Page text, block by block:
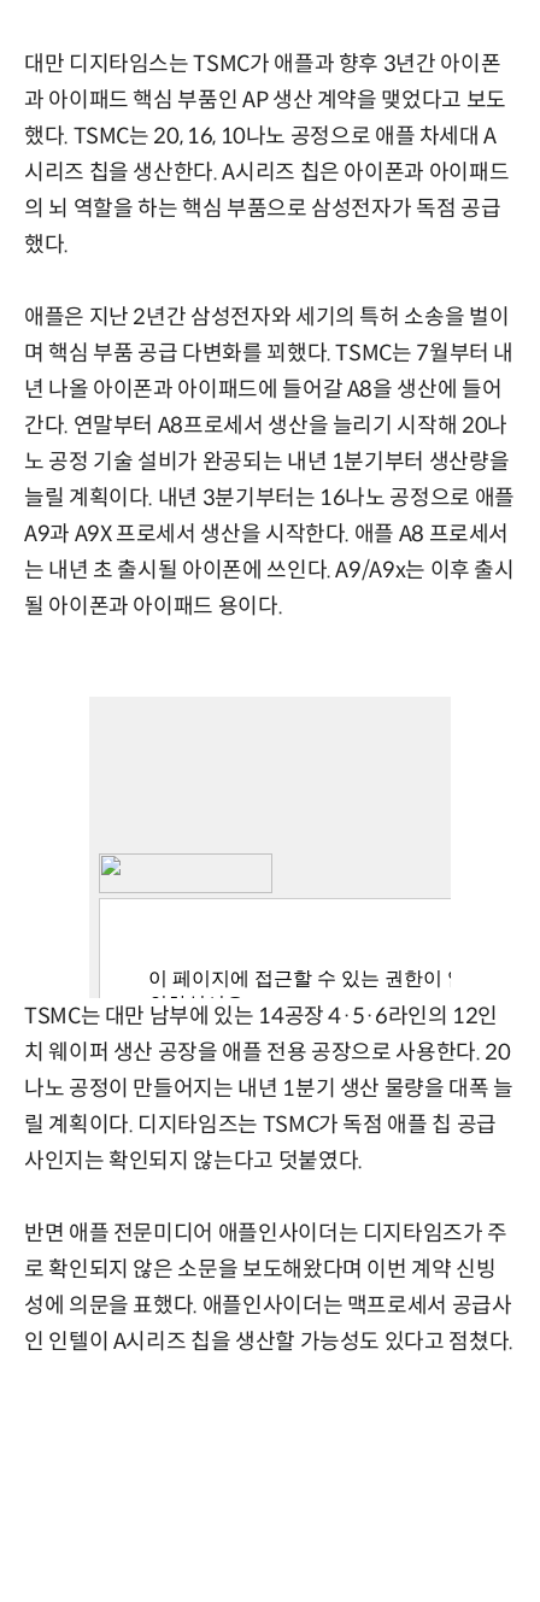
대만 디지타임스는 TSMC가 애플과 향후 3년간 아이폰
과 아이패드 핵심 부품인 AP 생산 계약을 맺었다고 보도
했다. TSMC는 20, 16, 10나노 공정으로 애플 차세대 A
시리즈 칩을 생산한다. A시리즈 칩은 아이폰과 아이패드
의 뇌 역할을 하는 핵심 부품으로 삼성전자가 독점 공급
했다.
애플은 지난 2년간 삼성전자와 세기의 특허 소송을 벌이
며 핵심 부품 공급 다변화를 꾀했다. TSMC는 7월부터 내
년 나올 아이폰과 아이패드에 들어갈 A8을 생산에 들어
간다. 연말부터 A8프로세서 생산을 늘리기 시작해 20나
노 공정 기술 설비가 완공되는 내년 1분기부터 생산량을
늘릴 계획이다. 내년 3분기부터는 16나노 공정으로 애플
A9과 A9X 프로세서 생산을 시작한다. 애플 A8 프로세서
는 내년 초 출시될 아이폰에 쓰인다. A9/A9x는 이후 출시
될 아이폰과 아이패드 용이다.
TSMC는 대만 남부에 있는 14공장 4·5·6라인의 12인
치 웨이퍼 생산 공장을 애플 전용 공장으로 사용한다. 20
나노 공정이 만들어지는 내년 1분기 생산 물량을 대폭 늘
릴 계획이다. 디지타임즈는 TSMC가 독점 애플 칩 공급
사인지는 확인되지 않는다고 덧붙였다.
반면 애플 전문미디어 애플인사이더는 디지타임즈가 주
로 확인되지 않은 소문을 보도해왔다며 이번 계약 신빙
성에 의문을 표했다. 애플인사이더는 맥프로세서 공급사
인 인텔이 A시리즈 칩을 생산할 가능성도 있다고 점쳤다.